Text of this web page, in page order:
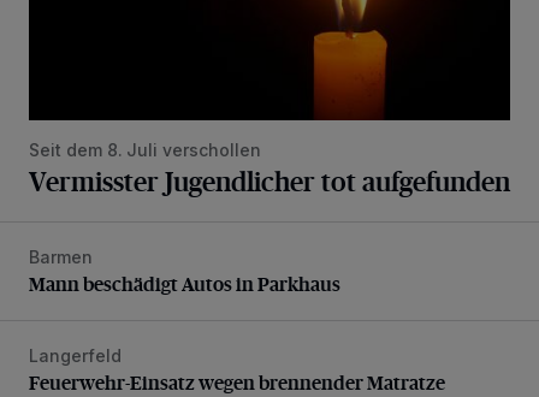
Seit dem 8. Juli verschollen
Vermisster Jugendlicher tot aufgefunden
Mann beschädigt Autos in Parkhaus
Barmen
Mann beschädigt Autos in Parkhaus
Feuerwehr-Einsatz wegen brennender Matratze
Langerfeld
Feuerwehr-Einsatz wegen brennender Matratze